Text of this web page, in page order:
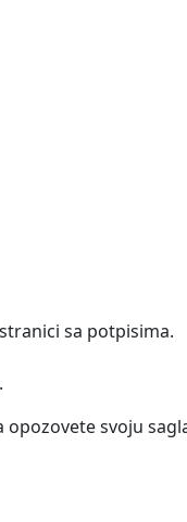
sa potpisima.
opozovete svoju